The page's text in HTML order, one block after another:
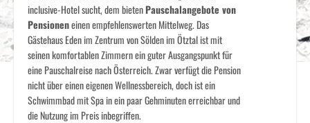
inclusive-Hotel sucht, dem bietenPauschalangebote von
Pensioneneinen empfehlenswerten Mittelweg. Das
Gästehaus Eden im Zentrum von Sölden im Ötztal ist mit
seinen komfortablen Zimmern ein guter Ausgangspunkt für
eine Pauschalreise nach Österreich. Zwar verfügt die Pension
nicht über einen eigenen Wellnessbereich, doch ist ein
Schwimmbad mit Spa in ein paar Gehminuten erreichbar und
die Nutzung im Preis inbegriffen.